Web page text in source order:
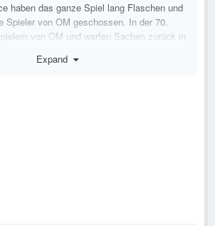
haben das ganze Spiel lang Flaschen und
Spieler von OM geschossen. In der 70.
von OM und warfen Sachen zurück in
Expand